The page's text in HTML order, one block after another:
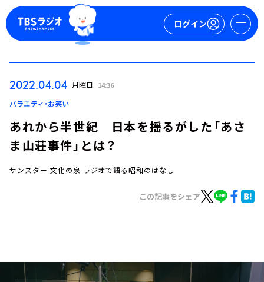
ログイン
ログイン
お知らせ
2022.04.04 月曜日 14:36
バラエティ・お笑い
あれから半世紀 日本を揺るがした「あさ
ま山荘事件」とは？
サンスター 文化の泉 ラジオで語る昭和のはなし
この記事をシェア